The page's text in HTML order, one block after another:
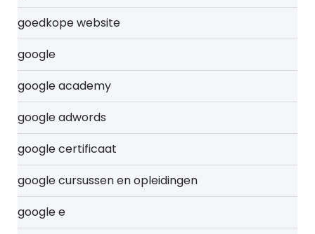
goedkope website
google
google academy
google adwords
google certificaat
google cursussen en opleidingen
google e